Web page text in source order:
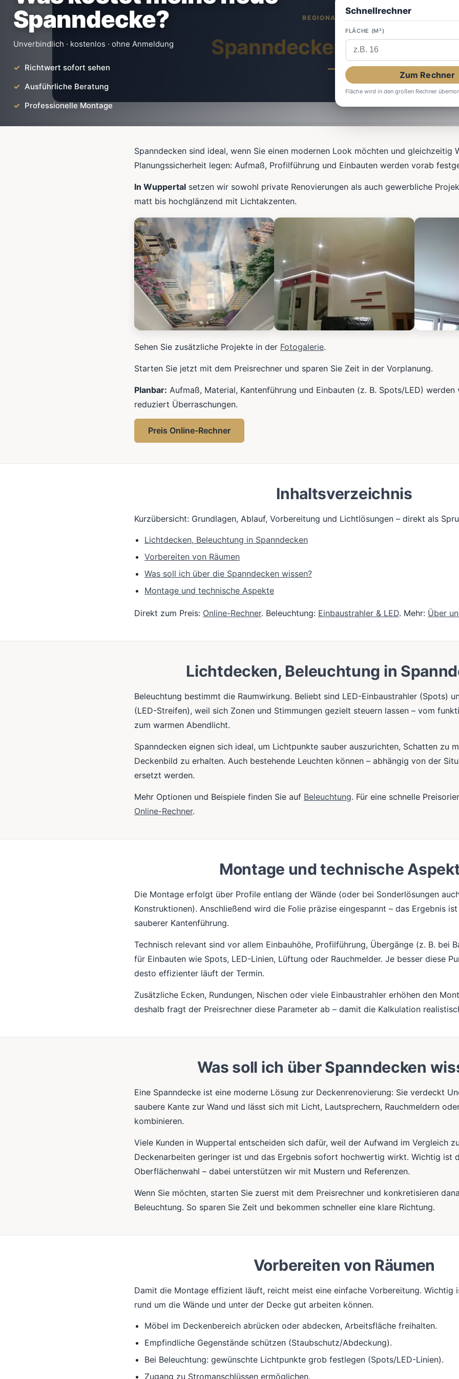
Spanndecke?
Unverbindlich · kostenlos · ohne Anmeldung
Richtwert sofort sehen
Ausführliche Beratung
Professionelle Montage
Schnellrechner
FLÄCHE (M²)
Zum Rechner
Fläche wird in den großen Rechner
Spanndeckenin
Spanndecken sind ideal, wenn Sie einen modernen Look möchten und gleichzeitig
Planungssicherheit legen: Aufmaß, Profilführung und Einbauten werden vorab
In Wuppertal setzen wir sowohl private Renovierungen als auch gewerbliche
matt bis hochglänzend mit Lichtakzenten.
Sehen Sie zusätzliche Projekte in der Fotogalerie.
Starten Sie jetzt mit dem Preisrechner und sparen Sie Zeit in der Vorplanung.
Planbar: Aufmaß, Material, Kantenführung und Einbauten (z. B. Spots/LED)
reduziert Überraschungen.
Preis Online-Rechner
Inhaltsverzeichnis
Kurzübersicht: Grundlagen, Ablauf, Vorbereitung und Lichtlösungen – direkt als
Lichtdecken, Beleuchtung in Spanndecken
Vorbereiten von Räumen
Was soll ich über die Spanndecken wissen?
Montage und technische Aspekte
Direkt zum Preis: Online-Rechner. Beleuchtung: Einbaustrahler & LED. Mehr: Über
Lichtdecken, Beleuchtung in
Beleuchtung bestimmt die Raumwirkung. Beliebt sind LED-Einbaustrahler (Spots)
(LED-Streifen), weil sich Zonen und Stimmungen gezielt steuern lassen – vom
zum warmen Abendlicht.
Spanndecken eignen sich ideal, um Lichtpunkte sauber auszurichten, Schatten zu
Deckenbild zu erhalten. Auch bestehende Leuchten können – abhängig von der
ersetzt werden.
Mehr Optionen und Beispiele finden Sie auf Beleuchtung. Für eine schnelle
Online-Rechner.
Montage und technische
Die Montage erfolgt über Profile entlang der Wände (oder bei Sonderlösungen
Konstruktionen). Anschließend wird die Folie präzise eingespannt – das Ergebnis
sauberer Kantenführung.
Technisch relevant sind vor allem Einbauhöhe, Profilführung, Übergänge (z. B. bei
für Einbauten wie Spots, LED-Linien, Lüftung oder Rauchmelder. Je besser diese
desto effizienter läuft der Termin.
Zusätzliche Ecken, Rundungen, Nischen oder viele Einbaustrahler erhöhen den
deshalb fragt der Preisrechner diese Parameter ab – damit die Kalkulation
Was soll ich über Spanndecken
Eine Spanndecke ist eine moderne Lösung zur Deckenrenovierung: Sie verdeckt
saubere Kante zur Wand und lässt sich mit Licht, Lautsprechern, Rauchmeldern
kombinieren.
Viele Kunden in Wuppertal entscheiden sich dafür, weil der Aufwand im Vergleich
Deckenarbeiten geringer ist und das Ergebnis sofort hochwertig wirkt. Wichtig ist
Oberflächenwahl – dabei unterstützen wir mit Mustern und Referenzen.
Wenn Sie möchten, starten Sie zuerst mit dem Preisrechner und konkretisieren
Beleuchtung. So sparen Sie Zeit und bekommen schneller eine klare Richtung.
Vorbereiten von Räumen
Damit die Montage effizient läuft, reicht meist eine einfache Vorbereitung. Wichtig
rund um die Wände und unter der Decke gut arbeiten können.
Möbel im Deckenbereich abrücken oder abdecken, Arbeitsfläche freihalten.
Empfindliche Gegenstände schützen (Staubschutz/Abdeckung).
Bei Beleuchtung: gewünschte Lichtpunkte grob festlegen (Spots/LED-Linien).
Zugang zu Stromanschlüssen ermöglichen.